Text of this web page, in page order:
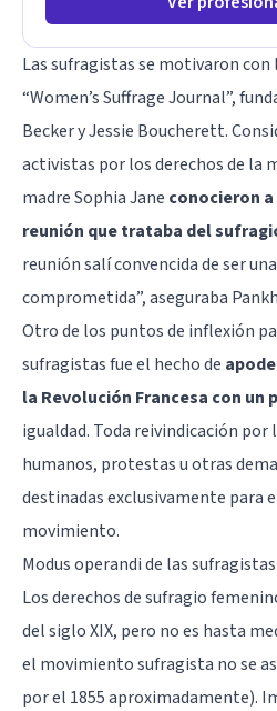
Las sufragistas se motivaron
“Women’s Suffrage Journal”,
Becker y Jessie Boucherett.
activistas por los derechos de la
madre Sophia Jane conocieron a
reunión que trataba del
reunión salí convencida de ser
comprometida”, aseguraba
Otro de los puntos de inflexión
sufragistas fue el hecho de
la Revolución Francesa con un
igualdad. Toda reivindicación por
humanos, protestas u otras
destinadas exclusivamente para
movimiento.
Modus operandi de las sufragistas
Los derechos de sufragio
del siglo XIX, pero no es hasta
el movimiento sufragista no se
por el 1855 aproximadamente).